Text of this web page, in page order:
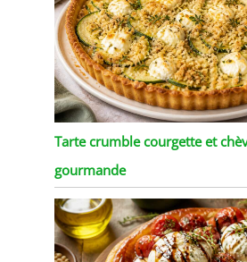
Tarte crumble courgette et
gourmande